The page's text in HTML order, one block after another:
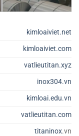
kimloaiviet.net
kimloaiviet.com
vatlieutitan.xyz
inox304.vn
kimloai.edu.vn
vatlieutitan.com
titaninox.vn